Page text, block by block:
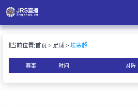
播
播
当前位置:首页 足球 埃塞超
赛事 时间 对阵